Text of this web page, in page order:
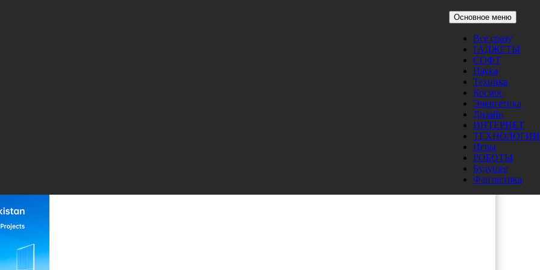
Основное меню
Все сразу
ГАДЖЕТЫ
СОФТ
Наука
Техника
Космос
Энергетика
Дизайн
ИНТЕРНЕТ
ТЕХНОЛОГИИ
Игры
РОБОТЫ
Будущее
Фантастика